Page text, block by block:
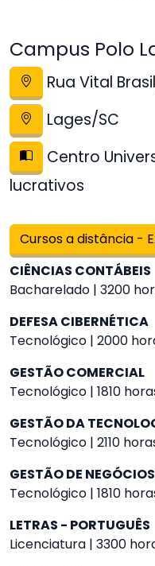
Campus Polo
Rua Vital
Lages/SC
Centro
lucrativos
Cursos a distância -
CIÊNCIAS CONTÁBEIS
Bacharelado | 3200
DEFESA CIBERNÉTICA
Tecnológico | 2000
GESTÃO COMERCIAL
Tecnológico | 1810
GESTÃO DA
Tecnológico | 2110
GESTÃO DE
Tecnológico | 1810
LETRAS - PORTUGUÊS
Licenciatura | 3300